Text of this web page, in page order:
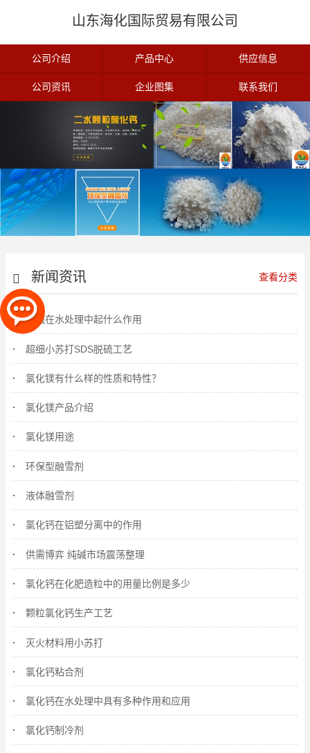
山东海化国际贸易有限公司
公司介绍 产品中心 供应信息
公司资讯 企业图集 联系我们
新闻资讯 查看分类
纯碱在水处理中起什么作用
超细小苏打SDS脱硫工艺
氯化镁有什么样的性质和特性？
氯化镁产品介绍
氯化镁用途
环保型融雪剂
液体融雪剂
氯化钙在铝塑分离中的作用
供需博弈 纯碱市场震荡整理
氯化钙在化肥造粒中的用量比例是多少
颗粒氯化钙生产工艺
灭火材料用小苏打
氯化钙粘合剂
氯化钙在水处理中具有多种作用和应用
氯化钙制冷剂